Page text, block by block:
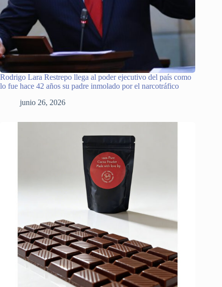
Rodrigo Lara Restrepo llega al poder ejecutivo del país como
lo fue hace 42 años su padre inmolado por el narcotráfico
junio 26, 2026